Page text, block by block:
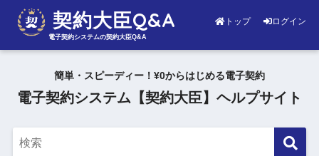
契約大臣Q&A
電子契約システムの契約大臣Q&A
トップ ログイン
簡単・スピーディー！¥0からはじめる電子契約
電子契約システム【契約大臣】ヘルプサイト